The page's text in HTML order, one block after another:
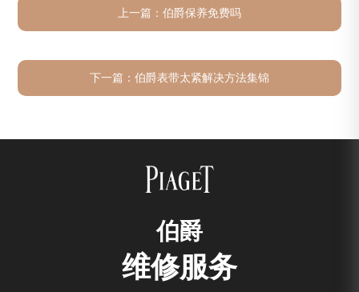
上一篇： 伯爵保养免费吗
下一篇： 伯爵表带太紧解决方法集锦
伯爵
维修服务